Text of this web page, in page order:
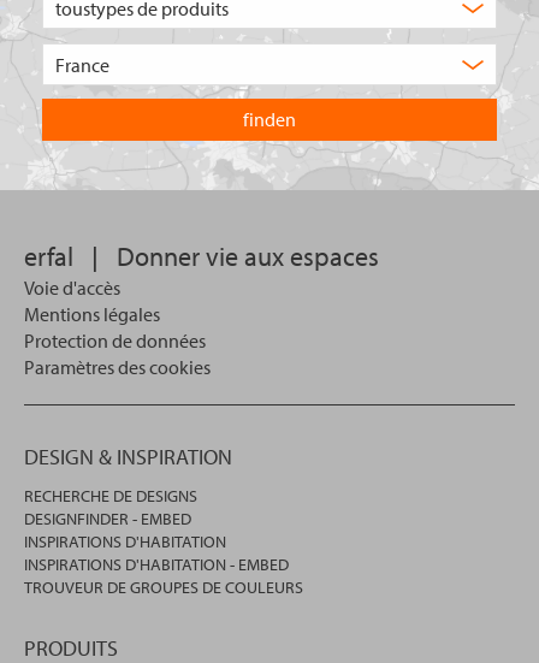
de
recherchez-
vous
?
pays
dans
lequel
vous
souhaitez
recherche.
erfal | Donner vie aux espaces
Voie d'accès
Mentions légales
Protection de données
Paramètres des cookies
DESIGN & INSPIRATION
RECHERCHE DE DESIGNS
DESIGNFINDER - EMBED
INSPIRATIONS D'HABITATION
INSPIRATIONS D'HABITATION - EMBED
TROUVEUR DE GROUPES DE COULEURS
PRODUITS